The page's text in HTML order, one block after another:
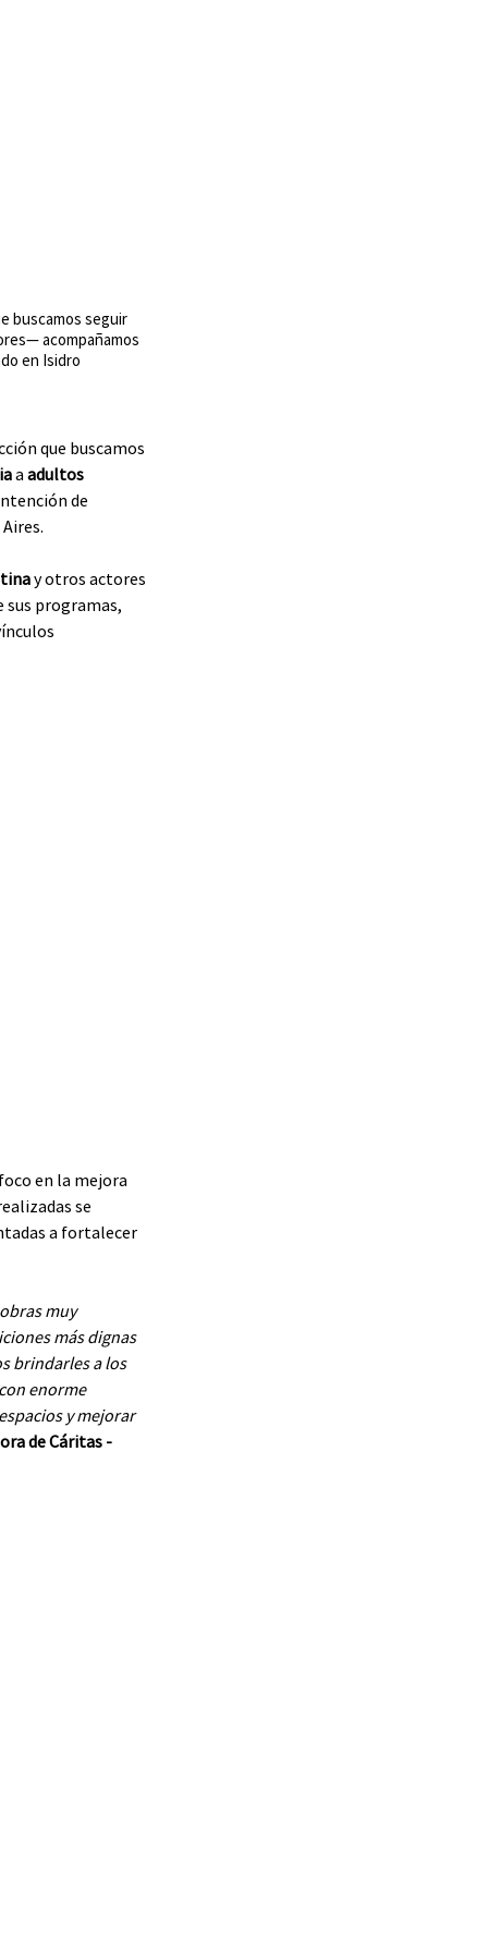
buscamos seguir
acompañamos
en Isidro
que buscamos
a adultos
de
y otros actores
sus programas,
en la mejora
se
a fortalecer
muy
más dignas
brindarles a los
enorme
y mejorar
de Cáritas -